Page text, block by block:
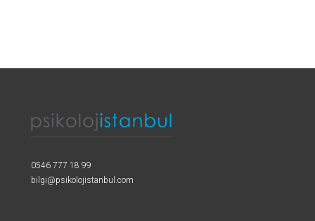
0546 777 18 99
bilgi@psikolojistanbul.com